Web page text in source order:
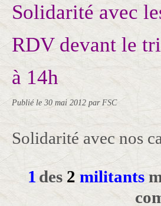
Solidarité avec
RDV devant le
à 14h
Publié le 30 mai 2012 par FSC
Solidarité avec nos
1 des 2 militants